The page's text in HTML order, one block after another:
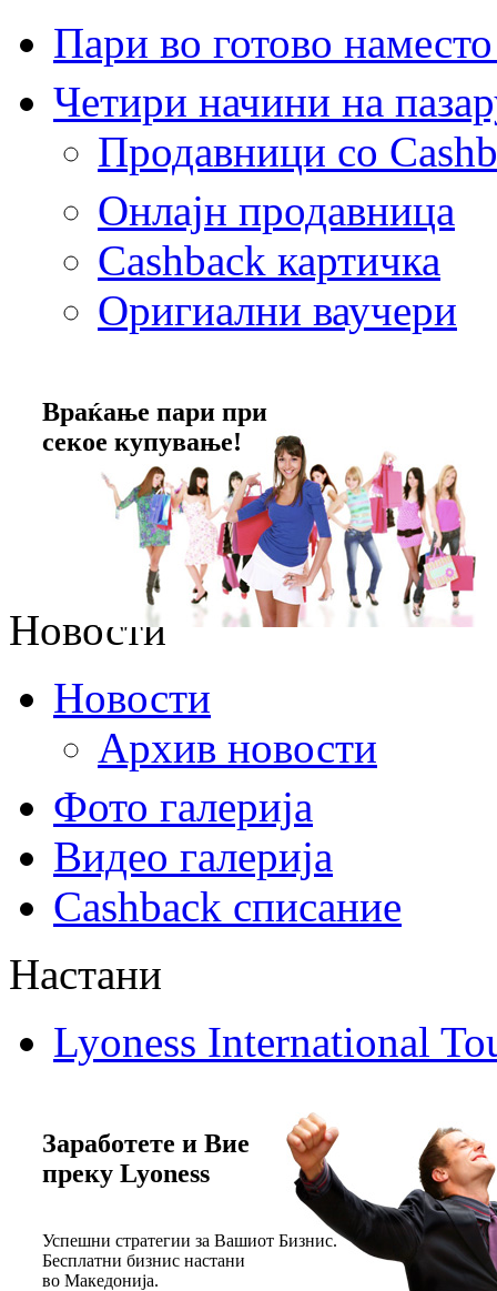
Пари во готово
Четири начини на
Продавници со
Онлајн продавница
Cashback картичка
Оригиални ваучери
Враќање пари при
секое купување!
Новости
Новости
Архив новости
Фото галерија
Видео галерија
Cashback списание
Настани
Lyoness International
Заработете и Вие
преку Lyoness
Успешни стратегии за Вашиот Бизнис.
Бесплатни бизнис настани
во Македонија.